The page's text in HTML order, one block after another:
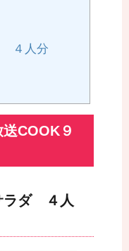
４人分
COOK９
ラダ ４人